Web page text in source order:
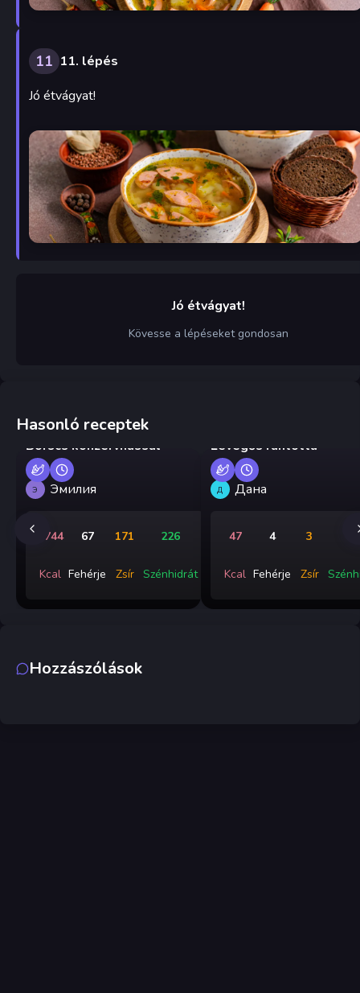
11 11. lépés
Jó étvágyat!
Jó étvágyat!
Kövesse a lépéseket gondosan
Hasonló receptek
Borscs konzervhússal
Э Эмилия
2744
Kcal
67
Fehérje
171
Zsír
226
Szénhidrát
Levegős rántotta
Д Дана
47
Kcal
4
Fehérje
3
Zsír
0
Hozzászólások